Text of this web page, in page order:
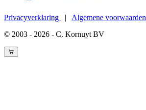
Privacyverklaring | Algemene voorwaarden
© 2003 - 2026 - C. Kornuyt BV